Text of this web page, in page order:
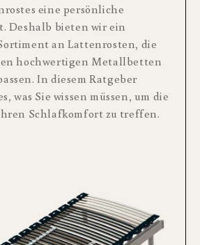
eine persönliche
Deshalb bieten wir ein
an Lattenrosten, die
hochwertigen Metallbetten
In diesem Ratgeber
was Sie wissen müssen, um die
Schlafkomfort zu treffen.